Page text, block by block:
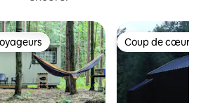
les plus appréciés Coup de cœur
Coup de cœur